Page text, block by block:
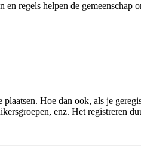
en regels helpen de gemeenschap
Hoe dan ook, als je
enz. Het registreren